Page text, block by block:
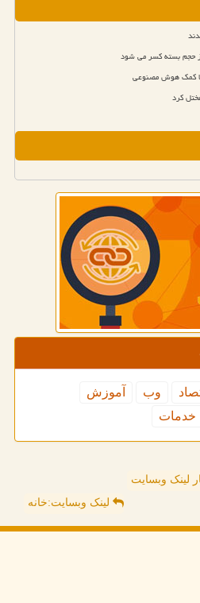
حجم بسته کسر می شود
کمک هوش مصنوعی
کرد
وب
آموزش
خدمات
لینک وبسایت
لینک وبسایت:خانه